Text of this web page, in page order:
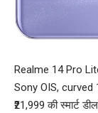
Realme 14 Pro
Sony OIS, curved
₹21,999 की स्मार्ट